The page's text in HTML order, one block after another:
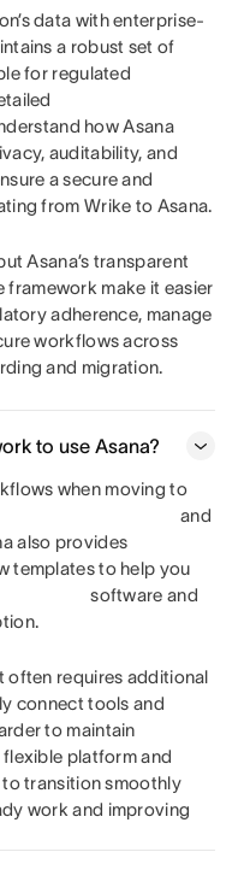
data with enterprise-
a robust set of
for regulated
how Asana
auditability, and
a secure and
from Wrike to Asana.
Asana’s transparent
make it easier
adherence, manage
workflows across
and migration.
to use Asana?
when moving to
and
also provides
templates to help you
software and
often requires additional
connect tools and
to maintain
flexible platform and
transition smoothly
work and improving